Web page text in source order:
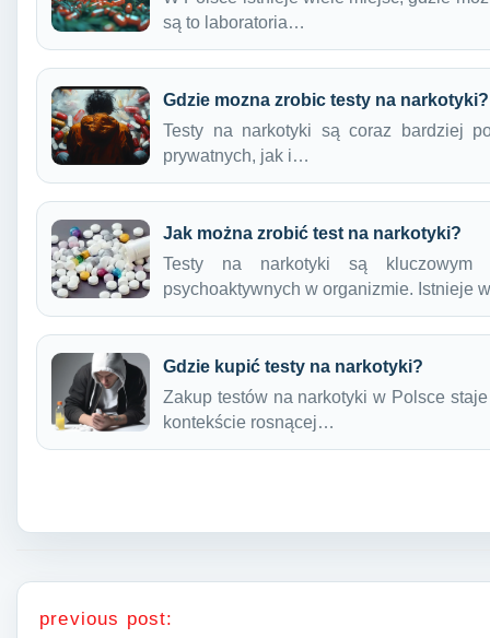
są to laboratoria…
Gdzie mozna zrobic testy na narkotyki?
Testy na narkotyki są coraz bardziej
prywatnych, jak i…
Jak można zrobić test na narkotyki?
Testy na narkotyki są kluczowym
psychoaktywnych w organizmie. Istnieje
Gdzie kupić testy na narkotyki?
Zakup testów na narkotyki w Polsce
kontekście rosnącej…
Nawigacja wpisu
previous post: